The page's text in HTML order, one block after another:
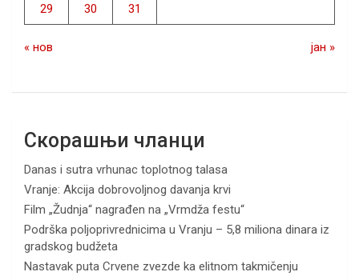
29 30 31
« нов јан »
Скорашњи чланци
Danas i sutra vrhunac toplotnog talasa
Vranje: Akcija dobrovoljnog davanja krvi
Film „Žudnja“ nagrađen na „Vrmdža festu“
Podrška poljoprivrednicima u Vranju – 5,8 miliona dinara iz
gradskog budžeta
Nastavak puta Crvene zvezde ka elitnom takmičenju